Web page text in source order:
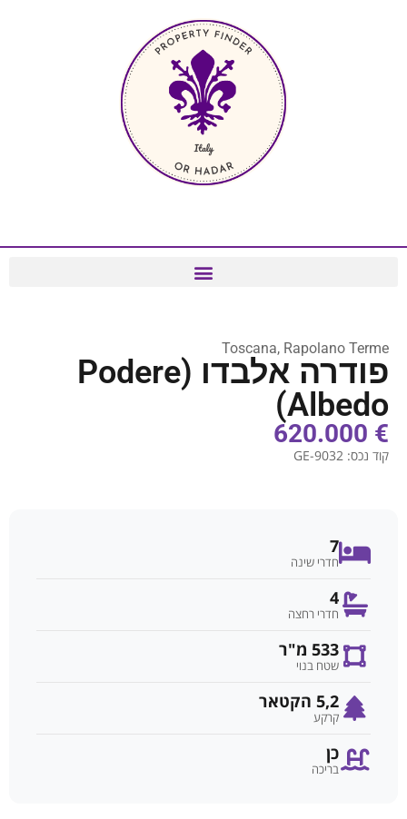
Toscana, Rapolano Terme
פודרה אלבדו (Podere
Albedo)
€ 620.000
קוד נכס: GE-9032
7
חדרי שינה
4
חדרי רחצה
533 מ"ר
שטח בנוי
5,2 הקטאר
קרקע
כן
בריכה